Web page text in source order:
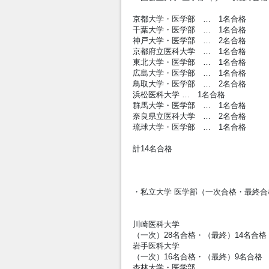
京都大学・医学部 … 1名合格
千葉大学・医学部 … 1名合格
神戸大学・医学部 … 2名合格
京都府立医科大学 … 1名合格
東北大学・医学部 … 1名合格
広島大学・医学部 … 1名合格
鳥取大学・医学部 … 2名合格
浜松医科大学 … 1名合格
群馬大学・医学部 … 1名合格
奈良県立医科大学 … 2名合格
琉球大学・医学部 … 1名合格
計14名合格
・私立大学 医学部（一次合格・最終
川崎医科大学
（一次）28名合格・（最終）14名合格
岩手医科大学
（一次）16名合格・（最終）9名合格